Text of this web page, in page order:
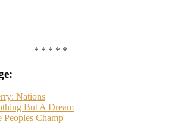
* * * * *
Nations
But A Dream
Peoples Champ